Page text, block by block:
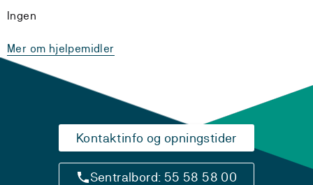
Ingen
Mer om hjelpemidler
Kontaktinfo og opningstider
Sentralbord: 55 58 58 00